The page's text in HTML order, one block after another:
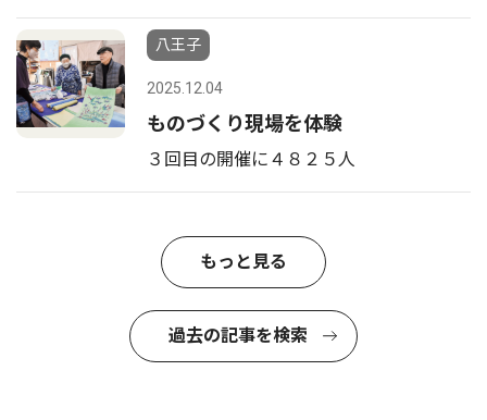
八王子
2025.12.04
ものづくり現場を体験
３回目の開催に４８２５人
もっと見る
過去の記事を検索